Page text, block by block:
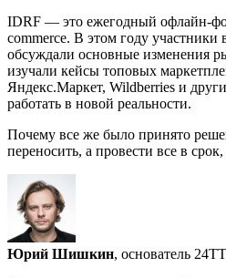
IDRF — это ежегодный офлайн-
commerce. В этом году участники
обсуждали основные изменения
изучали кейсы топовых
Яндекс.Маркет, Wildberries и
работать в новой реальности.
Почему все же было принято
переносить, а провести все в
Юрий Шишкин, основатель